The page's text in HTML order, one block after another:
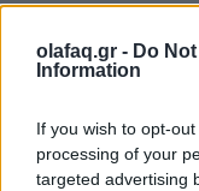
olafaq.gr - Do
Information
If you wish to opt-
processing of your
targeted advertising
Ο εισαγγελέας
Διευθυντηρίου «
τα εγκληματικά